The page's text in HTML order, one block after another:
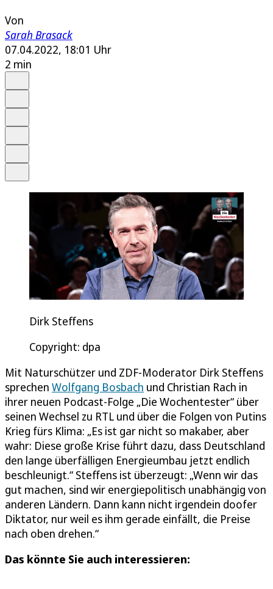
Von
Sarah Brasack
07.04.2022, 18:01 Uhr
2 min
Dirk Steffens
Copyright: dpa
Mit Naturschützer und ZDF-Moderator Dirk Steffens
sprechen Wolfgang Bosbach und Christian Rach in
ihrer neuen Podcast-Folge „Die Wochentester“ über
seinen Wechsel zu RTL und über die Folgen von Putins
Krieg fürs Klima: „Es ist gar nicht so makaber, aber
wahr: Diese große Krise führt dazu, dass Deutschland
den lange überfälligen Energieumbau jetzt endlich
beschleunigt.“ Steffens ist überzeugt: „Wenn wir das
gut machen, sind wir energiepolitisch unabhängig von
anderen Ländern. Dann kann nicht irgendein doofer
Diktator, nur weil es ihm gerade einfällt, die Preise
nach oben drehen.“
Das könnte Sie auch interessieren: